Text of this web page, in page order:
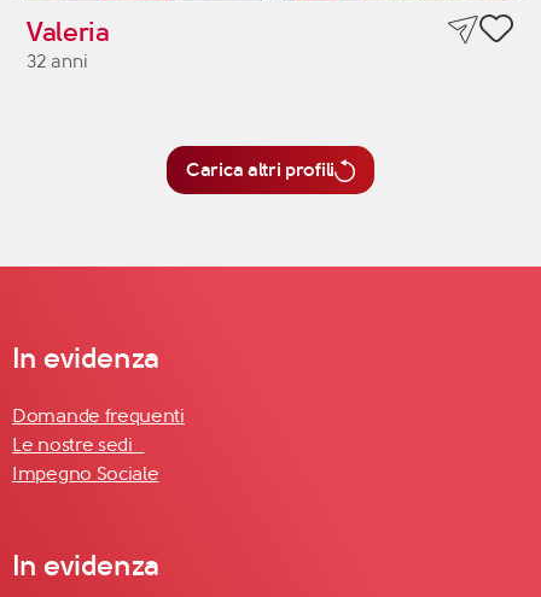
Valeria
32 anni
Carica altri profili
In evidenza
Domande frequenti
Le nostre sedi
Impegno Sociale
In evidenza